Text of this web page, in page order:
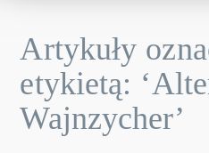
Artykuły
etykietą:
Wajnzycher’